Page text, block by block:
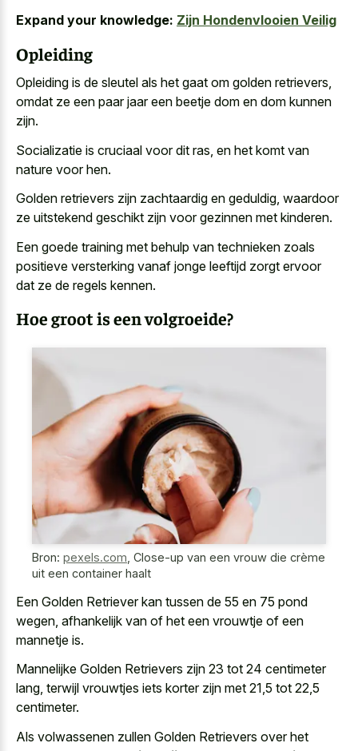
Expand your knowledge: Zijn Hondenvlooien Veilig
Opleiding
Opleiding is de sleutel als het gaat om golden retrievers,
omdat ze een paar jaar een beetje dom en dom kunnen
zijn.
Socializatie is cruciaal voor dit ras, en het komt van
nature voor hen.
Golden retrievers zijn zachtaardig en geduldig, waardoor
ze uitstekend geschikt zijn voor gezinnen met kinderen.
Een goede training met behulp van technieken zoals
positieve versterking vanaf jonge leeftijd zorgt ervoor
dat ze de regels kennen.
Hoe groot is een volgroeide?
Bron: pexels.com, Close-up van een vrouw die crème
uit een container haalt
Een Golden Retriever kan tussen de 55 en 75 pond
wegen, afhankelijk van of het een vrouwtje of een
mannetje is.
Mannelijke Golden Retrievers zijn 23 tot 24 centimeter
lang, terwijl vrouwtjes iets korter zijn met 21,5 tot 22,5
centimeter.
Als volwassenen zullen Golden Retrievers over het